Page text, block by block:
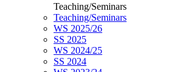
Teaching/Seminars
Teaching/Seminars
WS 2025/26
SS 2025
WS 2024/25
SS 2024